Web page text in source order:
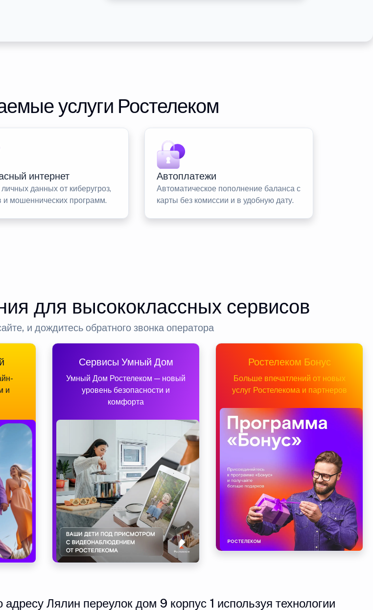
услуги Ростелеком
интернет
данных от киберугроз,
и мошеннических программ.
Автоплатежи
Автоматическое пополнение баланса с
карты без комиссии и в удобную дату.
для высококлассных сервисов
и дождитесь обратного звонка оператора
и
Сервисы Умный Дом
Умный Дом Ростелеком — новый
уровень безопасности и
комфорта
Ростелеком Бонус
Больше впечатлений от новых
услуг Ростелекома и партнеров
Лялин переулок дом 9 корпус 1 используя технологии